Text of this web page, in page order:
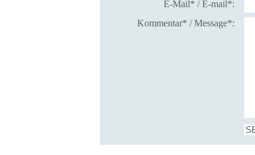
E-Mail* / E-mail*:
Kommentar* / Message*: